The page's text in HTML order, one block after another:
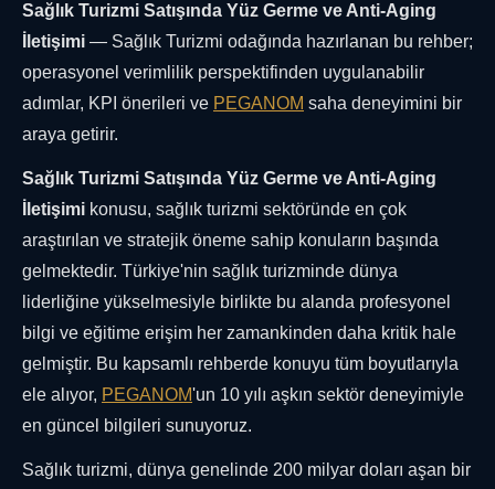
Sağlık Turizmi Satışında Yüz Germe ve Anti-Aging
İletişimi — Sağlık Turizmi odağında hazırlanan bu rehber;
operasyonel verimlilik perspektifinden uygulanabilir
adımlar, KPI önerileri ve PEGANOM saha deneyimini bir
araya getirir.
Sağlık Turizmi Satışında Yüz Germe ve Anti-Aging
İletişimi konusu, sağlık turizmi sektöründe en çok
araştırılan ve stratejik öneme sahip konuların başında
gelmektedir. Türkiye'nin sağlık turizminde dünya
liderliğine yükselmesiyle birlikte bu alanda profesyonel
bilgi ve eğitime erişim her zamankinden daha kritik hale
gelmiştir. Bu kapsamlı rehberde konuyu tüm boyutlarıyla
ele alıyor, PEGANOM'un 10 yılı aşkın sektör deneyimiyle
en güncel bilgileri sunuyoruz.
Sağlık turizmi, dünya genelinde 200 milyar doları aşan bir